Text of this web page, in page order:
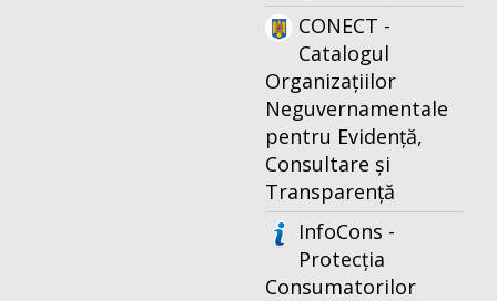
CONECT -
Catalogul
Organizațiilor
Neguvernamentale
pentru Evidență,
Consultare și
Transparență
InfoCons -
Protecția
Consumatorilor